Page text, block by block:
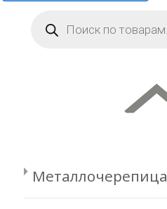
товаров
Металлочерепица